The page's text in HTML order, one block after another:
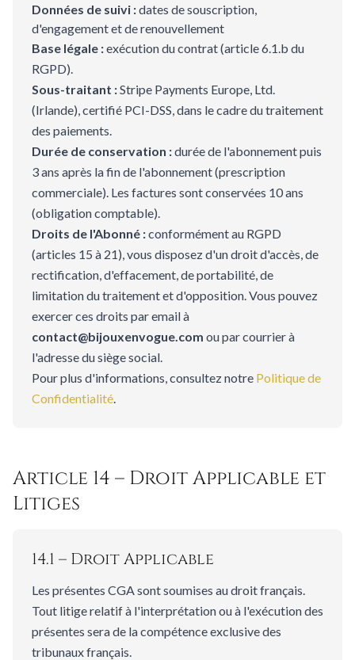
Données de suivi :dates de souscription,
d'engagement et de renouvellement
Base légale :exécution du contrat (article 6.1.b du
RGPD).
Sous-traitant :Stripe Payments Europe, Ltd.
(Irlande), certifié PCI-DSS, dans le cadre du traitement
des paiements.
Durée de conservation :durée de l'abonnement puis
3 ans après la fin de l'abonnement (prescription
commerciale). Les factures sont conservées 10 ans
(obligation comptable).
Droits de l'Abonné :conformément au RGPD
(articles 15 à 21), vous disposez d'un droit d'accès, de
rectification, d'effacement, de portabilité, de
limitation du traitement et d'opposition. Vous pouvez
exercer ces droits par email à
contact@bijouxenvogue.com ou par courrier à
l'adresse du siège social.
Pour plus d'informations, consultez notre Politique de
Confidentialité.
Article 14 – Droit Applicable et
Litiges
14.1 – Droit Applicable
Les présentes CGA sont soumises au droit français.
Tout litige relatif à l'interprétation ou à l'exécution des
présentes sera de la compétence exclusive des
tribunaux français.